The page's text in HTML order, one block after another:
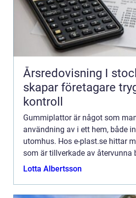
Årsredovisning I
skapar företagare
kontroll
Gummiplattor är något som
användning av i ett hem, både
utomhus. Hos e-plast.se hittar
som är tillverkade av återvunna
gummiplattor heterUnisoft och
Lotta Albertsson